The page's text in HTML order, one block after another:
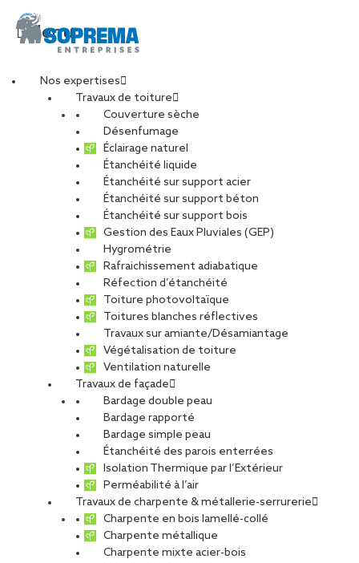
Menu
Nos expertises
Travaux de toiture
Couverture sèche
Désenfumage
Éclairage naturel
Étanchéité liquide
Étanchéité sur support acier
Étanchéité sur support béton
Étanchéité sur support bois
Gestion des Eaux Pluviales (GEP)
Hygrométrie
Rafraichissement adiabatique
Réfection d’étanchéité
Toiture photovoltaïque
Toitures blanches réflectives
Travaux sur amiante/Désamiantage
Végétalisation de toiture
Ventilation naturelle
Travaux de façade
Bardage double peau
Bardage rapporté
Bardage simple peau
Étanchéité des parois enterrées
Isolation Thermique par l’Extérieur
Perméabilité à l’air
Travaux de charpente & métallerie-serrurerie
Charpente en bois lamellé-collé
Charpente métallique
Charpente mixte acier-bois
SOPREMA STEEL
TOUS CARRIÈRE
DÉVELOPPEMENT DURABLE
ENTRETIEN ET MAINTENANCE
RÉNOVATION RÉSEAU